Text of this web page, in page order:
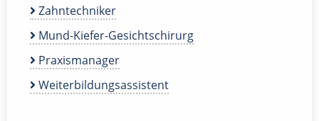
Zahntechniker
Mund-Kiefer-Gesichtschirurg
Praxismanager
Weiterbildungsassistent